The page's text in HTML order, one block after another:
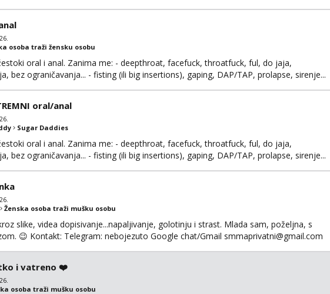
osoba traži žensku osobu
oral i anal. Zanima me: - deepthroat, facefuck, throatfuck, ful, do jaja,
bez ograničavanja... - fisting (ili big insertions), gaping, DAP/TAP, prolapse, sirenje...
oral/anal
Sugar Daddies
oral i anal. Zanima me: - deepthroat, facefuck, throatfuck, ful, do jaja,
bez ograničavanja... - fisting (ili big insertions), gaping, DAP/TAP, prolapse, sirenje...
Ženska osoba traži mušku osobu
slike, videa dopisivanje...napaljivanje, golotinju i strast. Mlada sam, poželjna, s
😉 Kontakt: Telegram: nebojezuto Google chat/Gmail smmaprivatni@gmail.com
i vatreno ❤️
osoba traži mušku osobu